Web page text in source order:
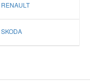
RENAULT
SKODA